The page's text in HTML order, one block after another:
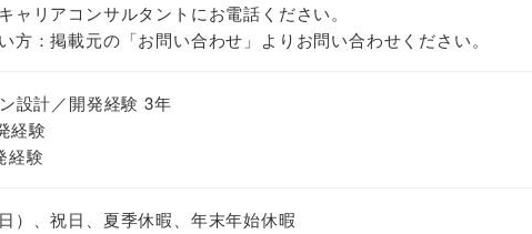
ャリアコンサルタントにお電話ください。
方：掲載元の「お問い合わせ」よりお問い合わせください。
設計／開発経験 3年
経験
経験
）、祝日、夏季休暇、年末年始休暇